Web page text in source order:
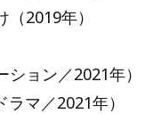
2019年）
ョン／2021年）
マ／2021年）